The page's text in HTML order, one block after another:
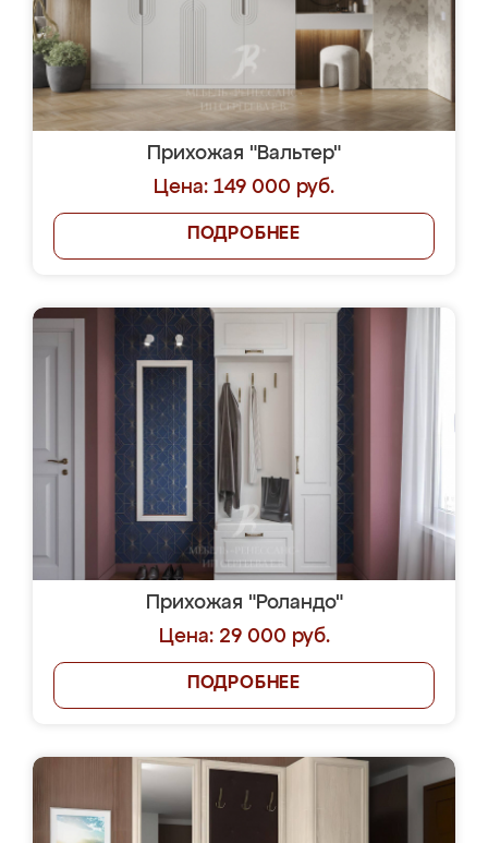
Прихожая "Вальтер"
Цена: 149 000 руб.
ПОДРОБНЕЕ
Прихожая "Роландо"
Цена: 29 000 руб.
ПОДРОБНЕЕ